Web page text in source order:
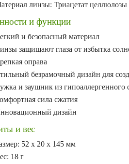
линзы: Триацетат
и функции
и безопасный материал
защищают глаза от избытка
оправа
безрамочный дизайн для
и заушник из гипоаллергенного
сила сжатия
дизайн
и вес
52 х 20 х 145 мм
18 г